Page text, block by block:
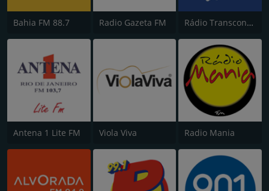
Bahia FM 88.7 Radio Gazeta FM Rádio Transcontinental FM
Antena 1 Lite FM Viola Viva Radio Mania